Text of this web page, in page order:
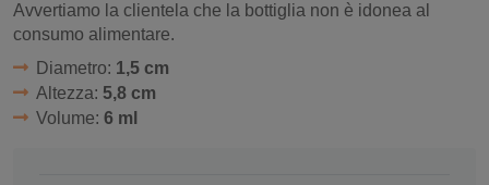
Avvertiamo la clientela che la bottiglia non è idonea al
consumo alimentare.
Diametro: 1,5 cm
Altezza: 5,8 cm
Volume: 6 ml